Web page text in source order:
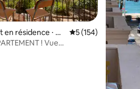
résidence ⋅ Vill
Mer
Évaluation
5 (154)
! Vue